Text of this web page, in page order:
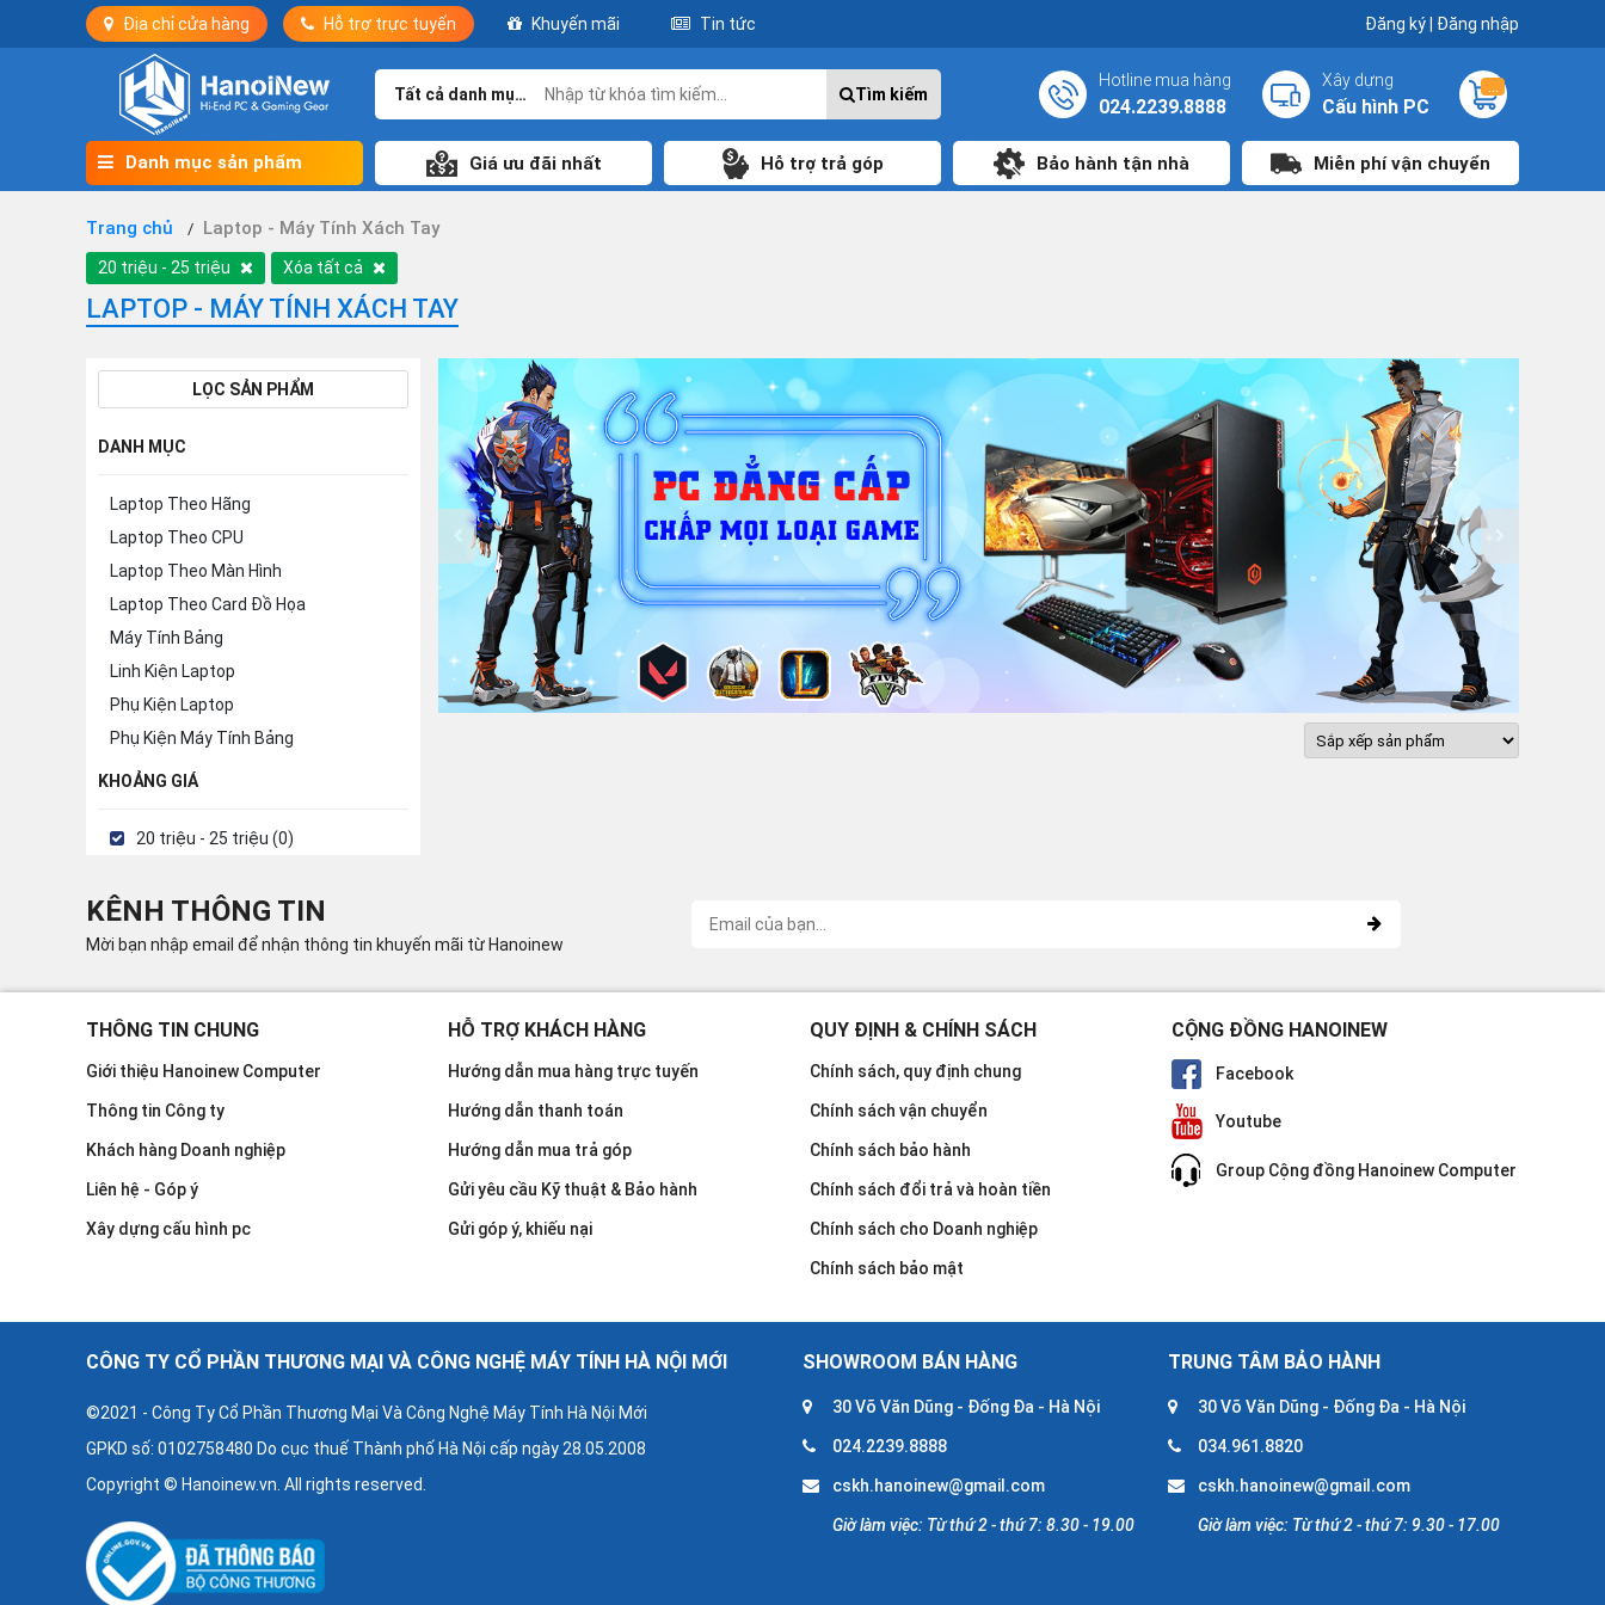
Địa chỉ cửa hàng Hỗ trợ trực tuyến Khuyến mãi Tin tức Đăng ký| Đăng nhập
Tất cả danh mục Tìm kiếm
Hotline mua hàng
024.2239.8888
Xây dựng
Cấu hình PC
Danh mục sản phẩm Giá ưu đãi nhất Hỗ trợ trả góp Bảo hành tận nhà Miễn phí vận chuyển
Trang chủ Laptop - Máy Tính Xách Tay
20 triệu - 25 triệu Xóa tất cả
LAPTOP - MÁY TÍNH XÁCH TAY
LỌC SẢN PHẨM
DANH MỤC
Laptop Theo Hãng
Laptop Theo CPU
Laptop Theo Màn Hình
Laptop Theo Card Đồ Họa
Máy Tính Bảng
Linh Kiện Laptop
Phụ Kiện Laptop
Phụ Kiện Máy Tính Bảng
KHOẢNG GIÁ
20 triệu - 25 triệu (0)
KÊNH THÔNG TIN
Mời bạn nhập email để nhận thông tin khuyến mãi từ Hanoinew
THÔNG TIN CHUNG
Giới thiệu Hanoinew Computer
Thông tin Công ty
Khách hàng Doanh nghiệp
Liên hệ - Góp ý
Xây dựng cấu hình pc
HỖ TRỢ KHÁCH HÀNG
Hướng dẫn mua hàng trực tuyến
Hướng dẫn thanh toán
Hướng dẫn mua trả góp
Gửi yêu cầu Kỹ thuật & Bảo hành
Gửi góp ý, khiếu nại
QUY ĐỊNH & CHÍNH SÁCH
Chính sách, quy định chung
Chính sách vận chuyển
Chính sách bảo hành
Chính sách đổi trả và hoàn tiền
Chính sách cho Doanh nghiệp
Chính sách bảo mật
CỘNG ĐỒNG HANOINEW
Facebook
Youtube
Group Cộng đồng Hanoinew Computer
CÔNG TY CỔ PHẦN THƯƠNG MẠI VÀ CÔNG NGHỆ MÁY TÍNH HÀ NỘI MỚI
©2021 - Công Ty Cổ Phần Thương Mại Và Công Nghệ Máy Tính Hà Nội Mới
GPKD số: 0102758480 Do cục thuế Thành phố Hà Nội cấp ngày 28.05.2008
Copyright © Hanoinew.vn. All rights reserved.
SHOWROOM BÁN HÀNG
30 Võ Văn Dũng - Đống Đa - Hà Nội
024.2239.8888
cskh.hanoinew@gmail.com
Giờ làm việc: Từ thứ 2 - thứ 7: 8.30 - 19.00
TRUNG TÂM BẢO HÀNH
30 Võ Văn Dũng - Đống Đa - Hà Nội
034.961.8820
cskh.hanoinew@gmail.com
Giờ làm việc: Từ thứ 2 - thứ 7: 9.30 - 17.00